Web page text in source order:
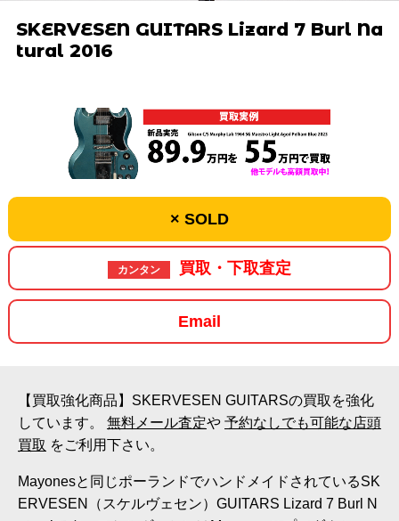
SKERVESEN GUITARS Lizard 7 Burl Na
tural 2016
× SOLD
カンタン 買取・下取査定
Email
【買取強化商品】SKERVESEN GUITARSの買取を強化
しています。 無料メール査定や 予約なしでも可能な店頭
買取 をご利用下さい。
Mayonesと同じポーランドでハンドメイドされているSK
ERVESEN（スケルヴェセン）GUITARS Lizard 7 Burl N